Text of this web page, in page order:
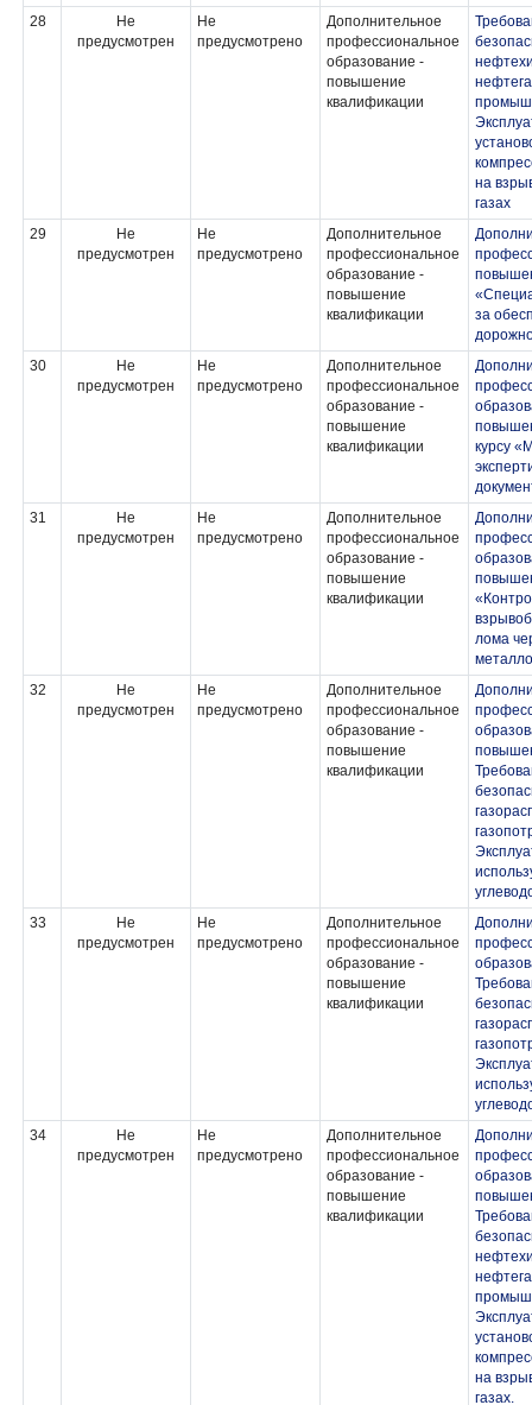
28
Не
предусмотрен
Не
предусмотрено
Дополнительное
профессиональное
образование -
повышение
квалификации
на
газах
29
Не
предусмотрен
Не
предусмотрено
Дополнительное
профессиональное
образование -
повышение
квалификации
за
30
Не
предусмотрен
Не
предусмотрено
Дополнительное
профессиональное
образование -
повышение
квалификации
курсу
31
Не
предусмотрен
Не
предусмотрено
Дополнительное
профессиональное
образование -
повышение
квалификации
лома
32
Не
предусмотрен
Не
предусмотрено
Дополнительное
профессиональное
образование -
повышение
квалификации
33
Не
предусмотрен
Не
предусмотрено
Дополнительное
профессиональное
образование -
повышение
квалификации
34
Не
предусмотрен
Не
предусмотрено
Дополнительное
профессиональное
образование -
повышение
квалификации
на
газах.